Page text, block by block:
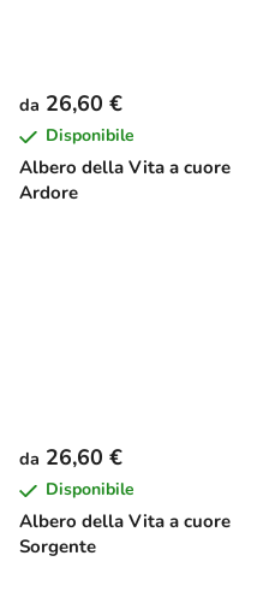
Albero della Vita a cuore
Ardore
da 26,60 €
Disponibile
Albero della Vita a cuore
Sorgente
da 26,60 €
Disponibile